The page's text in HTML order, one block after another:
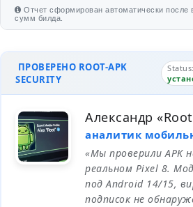
Отчет сформирован автоматически после
сумм билда.
ПРОВЕРЕНО ROOT-APK
SECURITY
Status:
Александр
аналитик
«Мы проверили APK
реальном Pixel 8.
под Android 14/15,
подписок не